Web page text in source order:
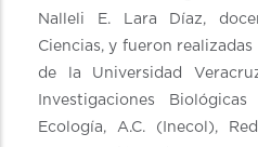
Nalleli E. Lara Díaz,
Ciencias, y fueron
de la Universidad
Investigaciones
Ecología, A.C. (Inecol),